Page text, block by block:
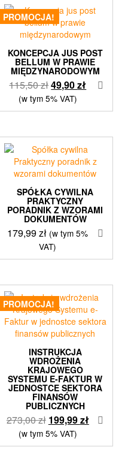
PROMOCJA!
KONCEPCJA JUS POST
BELLUM W PRAWIE
MIĘDZYNARODOWYM
115,50złPierwotna
cena
wynosiła:
49,90złAktualna
wynosi:
(w tym 5% VAT)
SPÓŁKA CYWILNA
PRAKTYCZNY
PORADNIK Z WZORAMI
DOKUMENTÓW
179,99zł (w tym 5%
VAT)
PROMOCJA!
INSTRUKCJA
WDROŻENIA
KRAJOWEGO
SYSTEMU E-FAKTUR W
JEDNOSTCE SEKTORA
FINANSÓW
PUBLICZNYCH
273,00zł Pierwotna
cena
wynosiła:
199,99złAktualna
wynosi:
(w tym 5% VAT)